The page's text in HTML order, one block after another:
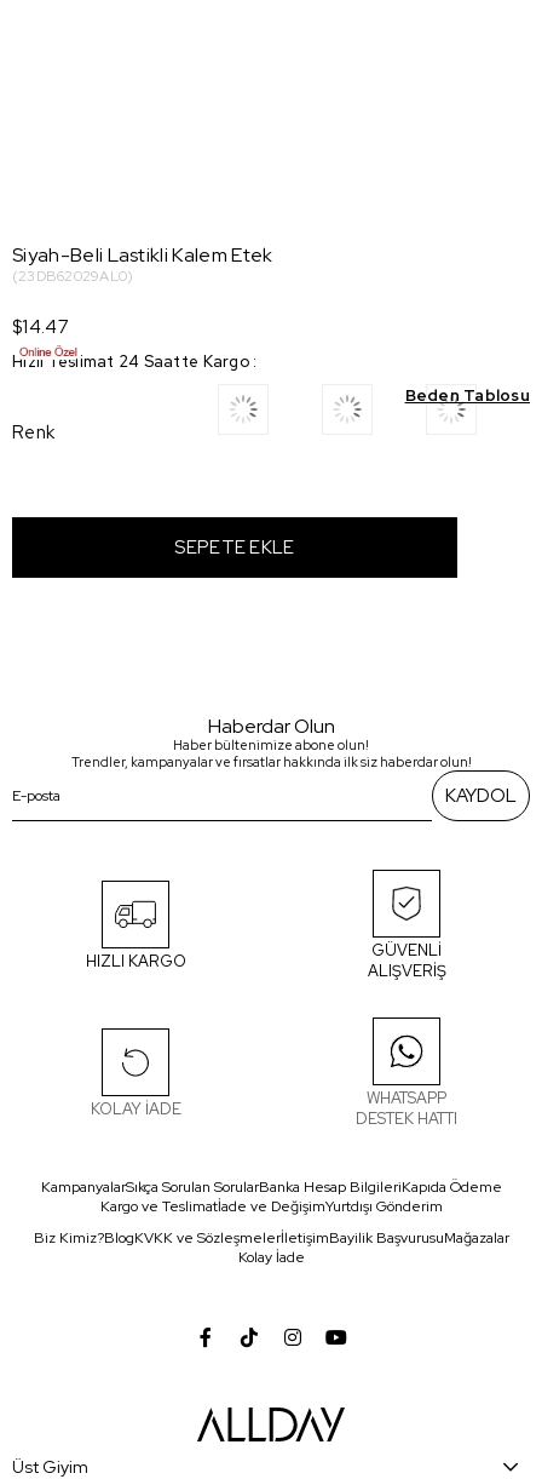
Siyah-Beli Lastikli Kalem Etek
(23DB62029AL0)
$14.47
Hızlı Teslimat 24 Saatte Kargo :
Beden Tablosu
Renk
Haberdar Olun
Haber bültenimize abone olun!
Trendler, kampanyalar ve fırsatlar hakkında ilk siz haberdar olun!
KAYDOL
HIZLI KARGO
GÜVENLİ
ALIŞVERİŞ
KOLAY İADE
WHATSAPP
DESTEK HATTI
KampanyalarSıkça Sorulan SorularBanka Hesap BilgileriKapıda Ödeme
Kargo ve Teslimatİade ve DeğişimYurtdışı Gönderim
Biz Kimiz?BlogKVKK ve SözleşmelerİletişimBayilik BaşvurusuMağazalar
Kolay İade
Üst Giyim